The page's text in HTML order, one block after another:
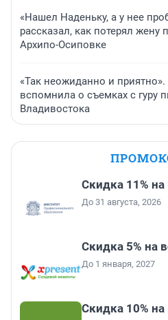
«Нашел Наденьку, а у нее
рассказал, как потерял жену
Архипо-Осиповке
«Так неожиданно и
вспомнила о съемках с гуру
Владивостока
Скидка 11%
До 31 августа, 2026
Скидка 5% на
До 1 января, 2027
Скидка 10%